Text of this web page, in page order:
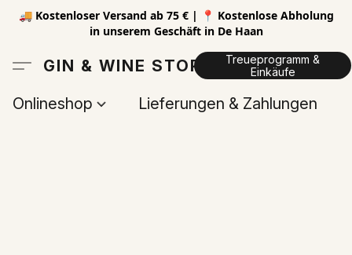
🚚 Kostenloser Versand ab 75 € | 📍 Kostenlose Abholung
in unserem Geschäft in De Haan
GIN & WINE STORE
Treueprogramm &
Einkäufe
Onlineshop Lieferungen & Zahlungen